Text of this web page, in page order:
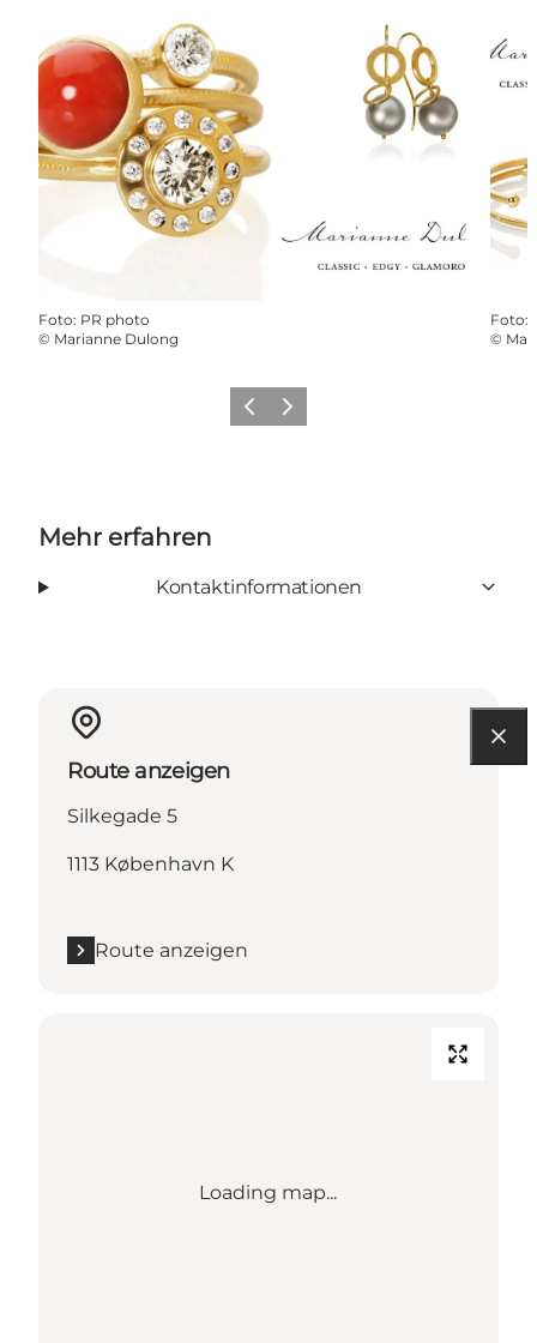
Foto: PR photo
© Marianne Dulong
Foto:
©
ZurückWeiter
Mehr erfahren
Kontaktinformationen
Route anzeigen
Silkegade 5
1113 København K
Route anzeigen
Loading map...